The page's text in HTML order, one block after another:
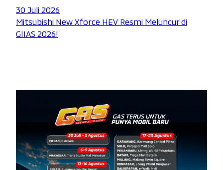
30 Juli 2026
Mitsubishi New Xforce HEV Resmi Meluncur di
GIIAS 2026!